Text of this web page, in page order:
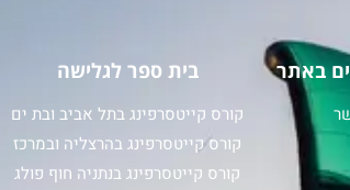
באתר בית ספר לגלישה
קורס קייטסרפינג בתל אביב ובת ים
קורס קייטסרפינג בהרצליה ובמרכז
קורס קייטסרפינג בנתניה חוף פולג